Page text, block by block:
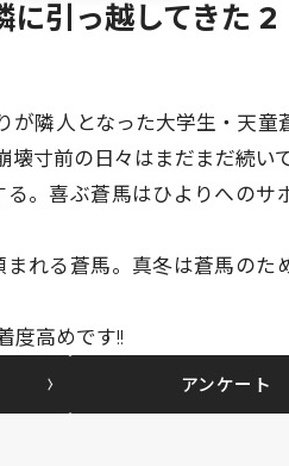
に引っ越してきた 2
隣人となった大学生・天童
寸前の日々はまだまだ続いて
。喜ぶ蒼馬はひよりへのサ
れる蒼馬。真冬は蒼馬のた
度高めです!!
アンケート